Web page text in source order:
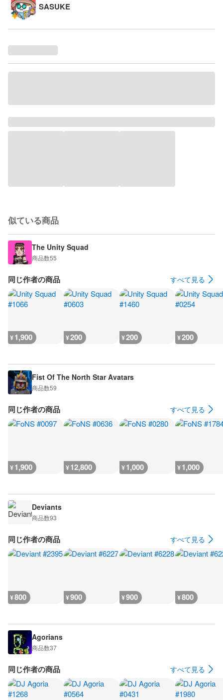
SASUKE
似ている商品
The Unity Squad
商品数55
同じ作者の商品 すべて見る
¥1,900 ¥200 ¥200 ¥200
Fist Of The North Star Avatars
商品数59
同じ作者の商品 すべて見る
¥1,900 ¥12,800 ¥1,000 ¥1,000
Deviants
商品数93
同じ作者の商品 すべて見る
¥800 ¥900 ¥900 ¥800
Agorians
商品数37
同じ作者の商品 すべて見る